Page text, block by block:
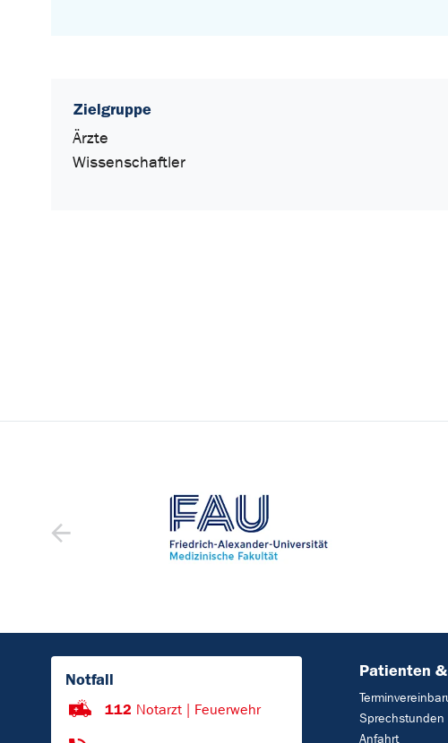
Zielgruppe
Ärzte
Wissenschaftler
Notfall
112 Notarzt | Feuerwehr
Patienten
Sprechstunden
Anfahrt